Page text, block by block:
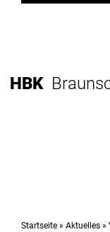
Inhalt
zur
Direkt
HBK
Startseite Aktuelles